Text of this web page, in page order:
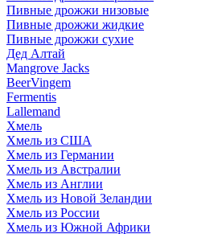
Пивные дрожжи низовые
Пивные дрожжи жидкие
Пивные дрожжи сухие
Дед Алтай
Mangrove Jacks
BeerVingem
Fermentis
Lallemand
Хмель
Хмель из США
Хмель из Германии
Хмель из Австралии
Хмель из Англии
Хмель из Новой Зеландии
Хмель из России
Хмель из Южной Африки